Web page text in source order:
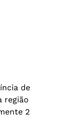
de
região
2